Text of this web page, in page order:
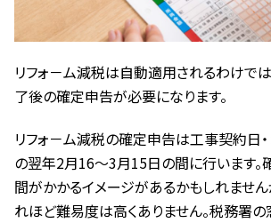
リフォ－ム減税は自動適用されるわけで
了後の確定申告が必要になります。
リフォ－ム減税の確定申告は工事契約日
の翌年2月16～3月15日の間に行います。
間がかかるイメージがあるかもしれませ
れほど難易度は高くありません。税務署